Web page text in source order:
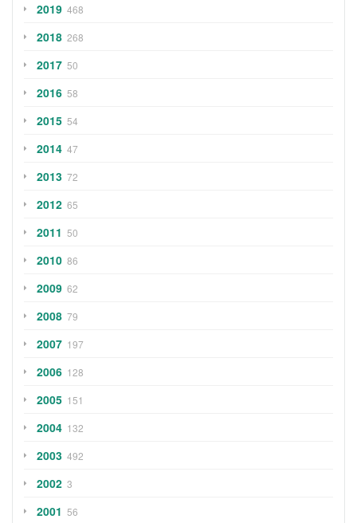
2019 468
2018 268
2017 50
2016 58
2015 54
2014 47
2013 72
2012 65
2011 50
2010 86
2009 62
2008 79
2007 197
2006 128
2005 151
2004 132
2003 492
2002 3
2001 56